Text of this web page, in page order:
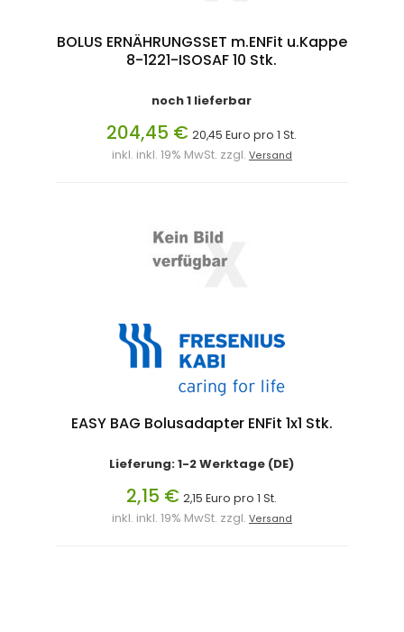
BOLUS ERNÄHRUNGSSET m.ENFit u.Kappe
8-1221-ISOSAF 10 Stk.
noch 1 lieferbar
204,45 € 20,45 Euro pro 1 St.
inkl. inkl. 19% MwSt. zzgl. Versand
EASY BAG Bolusadapter ENFit 1x1 Stk.
Lieferung: 1-2 Werktage (DE)
2,15 € 2,15 Euro pro 1 St.
inkl. inkl. 19% MwSt. zzgl. Versand